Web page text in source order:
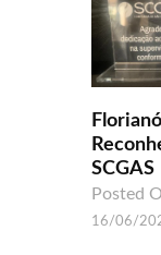
SCGAS
Posted
16/06/